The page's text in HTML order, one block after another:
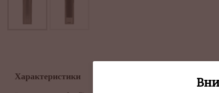
Характеристики
Essential